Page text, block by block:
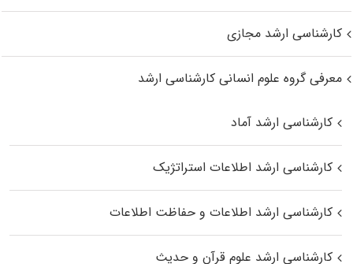
کارشناسی ارشد مجازی
معرفی گروه علوم انسانی کارشناسی ارشد
کارشناسی ارشد آماد
کارشناسی ارشد اطلاعات استراتژیک
کارشناسی ارشد اطلاعات و حفاظت اطلاعات
کارشناسی ارشد علوم قرآن و حدیث